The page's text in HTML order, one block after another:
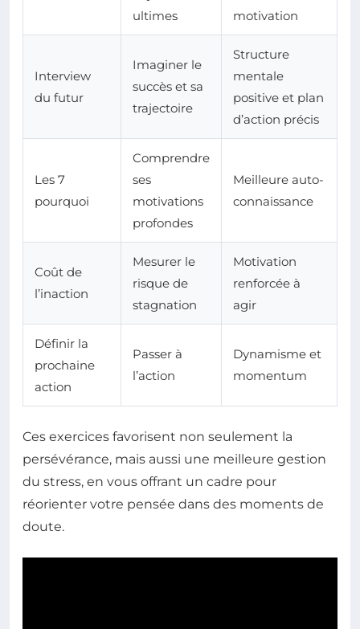
ultimes
motivation
Interview
du futur
Imaginer le
succès et sa
trajectoire
Structure
mentale
positive et plan
d’action précis
Les 7
pourquoi
Comprendre
ses
motivations
profondes
Meilleure auto-
connaissance
Coût de
l’inaction
Mesurer le
risque de
stagnation
Motivation
renforcée à
agir
Définir la
prochaine
action
Passer à
l’action
Dynamisme et
momentum
Ces exercices favorisent non seulement la
persévérance, mais aussi une meilleure gestion
du stress, en vous offrant un cadre pour
réorienter votre pensée dans des moments de
doute.